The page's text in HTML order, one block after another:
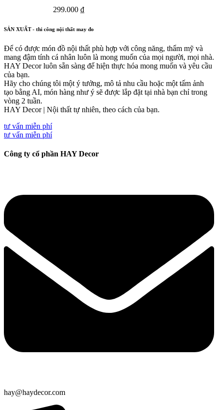
299.000 ₫
SẢN XUẤT - thi công nội thất may đo
Để có được món đồ nội thất phù hợp với công năng, thẩm mỹ và
mang đậm tính cá nhân luôn là mong muốn của mọi người, mọi nhà.
HAY Decor luôn sẵn sàng để hiện thực hóa mong muốn và yêu cầu
của bạn.
Hãy cho chúng tôi một ý tưởng, mô tả nhu cầu hoặc một tấm ảnh
tạo bằng AI, món hàng như ý sẽ được lắp đặt tại nhà bạn chỉ trong
vòng 2 tuần.
HAY Decor | Nội thất tự nhiên, theo cách của bạn.
tư vấn miễn phí
tư vấn miễn phí
Công ty cổ phần HAY Decor
hay@haydecor.com